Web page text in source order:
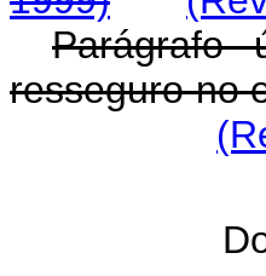
Parágrafo
resseguro no